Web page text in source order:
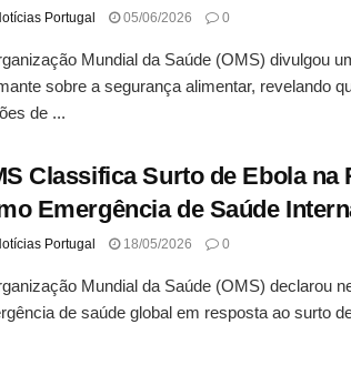
Portugal 05/06/2026 0
Mundial da Saúde (OMS) divulgou
sobre a segurança alimentar, revelando
de ...
Classifica Surto de Ebola na
Emergência de Saúde
Portugal 18/05/2026 0
Mundial da Saúde (OMS) declarou
de saúde global em resposta ao surto